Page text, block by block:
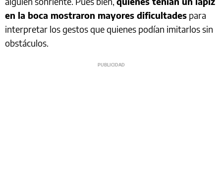
en la boca mostraron mayores dificultades para
interpretar los gestos que quienes podían imitarlos sin
obstáculos.